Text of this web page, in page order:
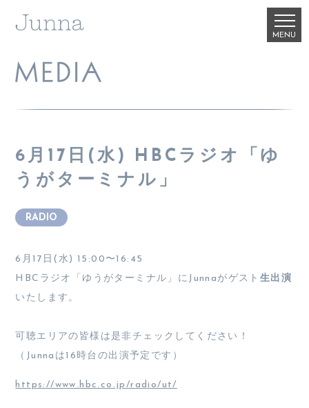
6月17日(水) HBCラジオ「ゆ
うがターミナル」
RADIO
6月17日(水) 15:00〜16:45
HBCラジオ「ゆうがターミナル」にJunnaがゲスト 生出演
いたします。
可聴エリアの皆様は是非チェックしてください！
（Junnaは16時台の出演予定です）
https://www.hbc.co.jp/radio/ut/